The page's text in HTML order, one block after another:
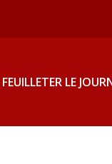
FEUILLETER LE